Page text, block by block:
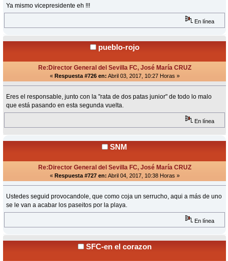
Ya mismo vicepresidente eh !!!
En línea
pueblo-rojo
Re:Director General del Sevilla FC, José María CRUZ
« Respuesta #726 en: Abril 03, 2017, 10:27 Horas »
Eres el responsable, junto con la "rata de dos patas junior" de todo lo malo
que está pasando en esta segunda vuelta.
En línea
SNM
Re:Director General del Sevilla FC, José María CRUZ
« Respuesta #727 en: Abril 04, 2017, 10:38 Horas »
Ustedes seguid provocandole, que como coja un serrucho, aqui a más de uno
se le van a acabar los paseitos por la playa.
En línea
SFC-en el corazon